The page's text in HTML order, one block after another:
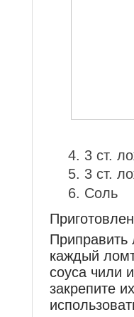
3 ст.
3 ст.
Соль
каждый
соуса чили
закрепите